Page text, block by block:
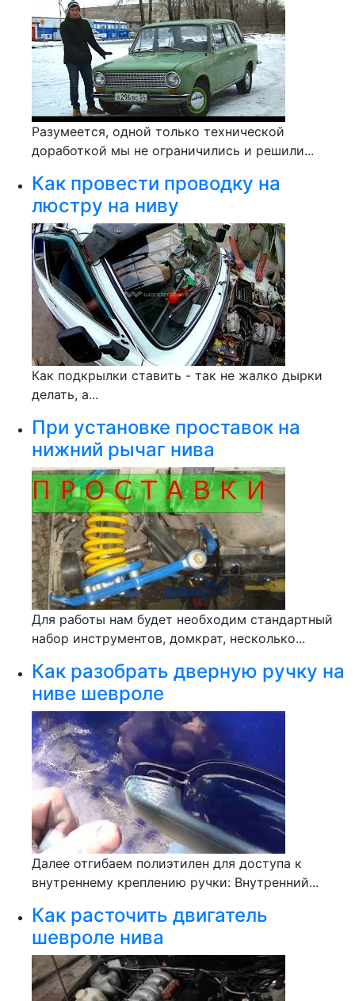
Разумеется, одной только технической
доработкой мы не ограничились и решили...
Как провести проводку на
люстру на ниву
Как подкрылки ставить - так не жалко дырки
делать, а...
При установке проставок на
нижний рычаг нива
Для работы нам будет необходим стандартный
набор инструментов, домкрат, несколько...
Как разобрать дверную ручку на
ниве шевроле
Далее отгибаем полиэтилен для доступа к
внутреннему креплению ручки: Внутренний...
Как расточить двигатель
шевроле нива